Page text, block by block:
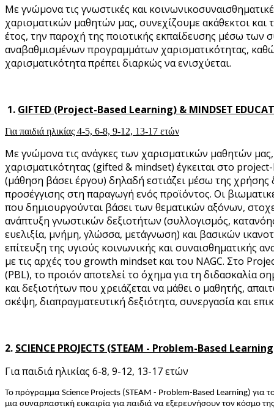
Με γνώμονα τις γνωστικές και
χαρισματικών μαθητών μας, συνεχίζουμε ακάθεκτοι και
έτος, την παροχή της ποιοτικής εκπαίδευσης μέσω των
αναβαθμισμένων προγραμμάτων χαρισματικότητας,
χαρισματικότητα πρέπει διαρκώς να ενισχύεται.
1. GIFTED (Project-Based Learning) & MINDSET
Για παιδιά ηλικίας 4-5, 6-8, 9-12, 13-17 ετών
Με γνώμονα τις ανάγκες των χαρισματικών μαθητών
χαρισματικότητας (gifted & mindset) έγκειται στο
(μάθηση βάσει έργου) δηλαδή εστιάζει μέσω της χρήσης
προσέγγισης στη παραγωγή ενός προϊόντος. Οι
που δημιουργούνται βάσει των θεματικών αξόνων,
ανάπτυξη γνωστικών δεξιοτήτων (συλλογισμός,
ευελιξία, μνήμη, γλώσσα, μετάγνωση) και βασικών
επίτευξη της υγιούς κοινωνικής και συναισθηματικής
με τις αρχές του growth mindset και του NAGC. Στο
(PBL), το προιόν αποτελεί το όχημα για τη διδασκαλία
και δεξιοτήτων που χρειάζεται να μάθει ο μαθητής,
σκέψη, διαπραγματευτική δεξιότητα, συνεργασία και
2. SCIENCE PROJECTS (STEAM - Problem-Based
Για παιδιά ηλικίας 6-8, 9-12, 13-17 ετών
Το πρόγραμμα Science Projects (STEAM - Problem-Based Learning) για
μια συναρπαστική ευκαιρία για παιδιά να εξερευνήσουν τον κόσμο